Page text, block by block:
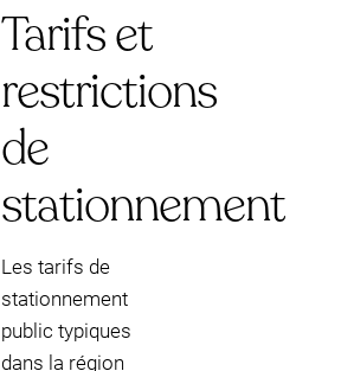
Tarifs et
restrictions
de
stationnement
Les tarifs de
stationnement
public typiques
dans la région